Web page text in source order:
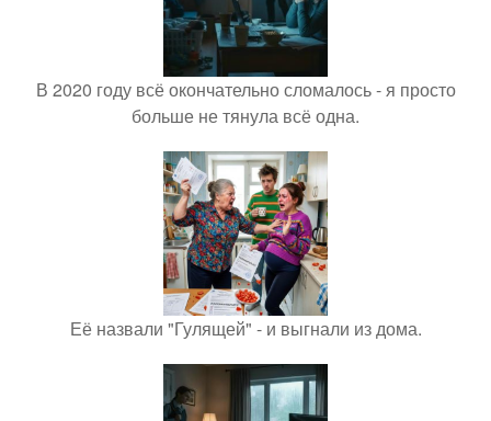
В 2020 году всё окончательно сломалось - я просто
больше не тянула всё одна.
Её назвали "Гулящей" - и выгнали из дома.